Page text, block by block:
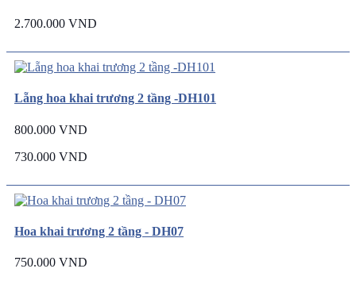
2.700.000 VND
Lẵng hoa khai trương 2 tầng -DH101
800.000 VND
730.000 VND
Hoa khai trương 2 tầng - DH07
750.000 VND